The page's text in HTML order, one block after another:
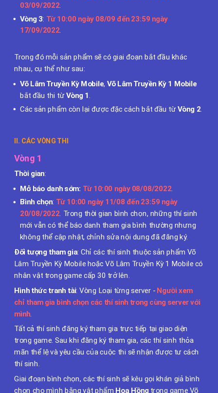
03/09/2022.
Vòng 3: Từ 10:00 ngày 08/09 đến 23:59 ngày
17/09/2022.
Trong đó mỗi sản phẩm sẽ có giai đoạn bắt đầu khác
nhau, cụ thể như sau:
Võ Lâm Truyền Kỳ Mobile, Võ Lâm Truyền Kỳ 1 Mobile
bắt đầu thi từ Vòng 1.
Các sản phẩm còn lại được đặc cách bắt đầu từVòng 2
II. CÁC VÒNG THI
Vòng 1
Thời gian:
Mở báo danh sớm: Từ 10:00 ngày 08/08/2022
Bình chọn: Từ 10:00 ngày 11/08 đến 23:59 ngày
20/08/2022. Trong thời gian bình chọn, những thí sinh
mới vẫn có thể báo danh tham gia bình thường nhưng
không thể cập nhật, chỉnh sửa nội dung đã đăng ký.
Đối tượng tham gia: Chỉ các thí sinh thuộc sản phẩm Võ
Lâm Truyền Kỳ Mobile hoặc Võ Lâm Truyền Kỳ 1 Mobile có
nhân vật trong game cấp 30 trở lên.
Hình thức tranh tài: Vòng Loại từng server -Người xem
chỉ tham gia bình chọn các thí sinh trong cùng server với
mình
Tất cả thí sinh đăng ký tham gia trực tiếp tại giao diện
trong game. Sau khi đăng ký tham gia, các thí sinh thỏa
mãn thể lệ và yêu cầu của cuộc thi sẽ nhận được tư cách
thí sinh.
Giai đoạn bình chọn, các thí sinh sẽ kêu gọi khán giả bình
chọn cho mình bằng vật phẩm Hoa Hồng trong game Võ